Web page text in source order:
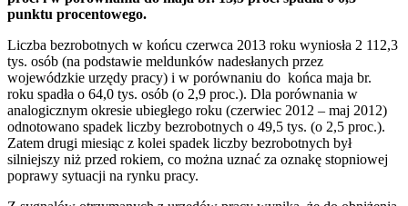
punktu procentowego.
Liczba bezrobotnych w końcu czerwca 2013 roku wyniosła 2 112,3
tys. osób (na podstawie meldunków nadesłanych przez
wojewódzkie urzędy pracy) i w porównaniu do końca maja br.
roku spadła o 64,0 tys. osób (o 2,9 proc.). Dla porównania w
analogicznym okresie ubiegłego roku (czerwiec 2012 – maj 2012)
odnotowano spadek liczby bezrobotnych o 49,5 tys. (o 2,5 proc.).
Zatem drugi miesiąc z kolei spadek liczby bezrobotnych był
silniejszy niż przed rokiem, co można uznać za oznakę stopniowej
poprawy sytuacji na rynku pracy.